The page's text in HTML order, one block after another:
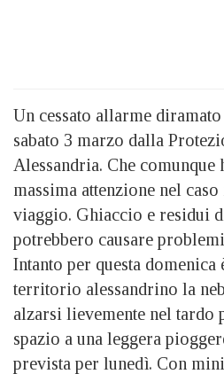
Un cessato allarme
sabato 3 marzo dalla
Alessandria. Che comunque
massima attenzione nel
viaggio. Ghiaccio e residui
potrebbero causare
Intanto per questa domenica
territorio alessandrino la
alzarsi lievemente nel
spazio a una leggera
prevista per lunedì. Con